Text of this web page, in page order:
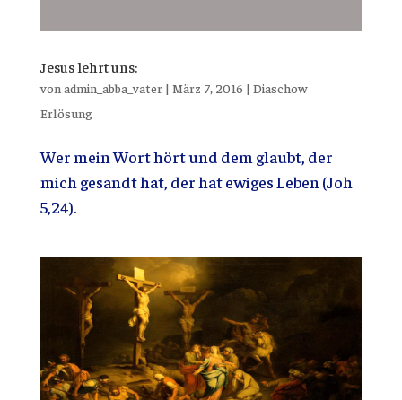
Jesus lehrt uns:
von admin_abba_vater| März 7, 2016 | Diaschow
Erlösung
Wer mein Wort hört und dem glaubt, der
mich gesandt hat, der hat ewiges Leben (Joh
5,24).